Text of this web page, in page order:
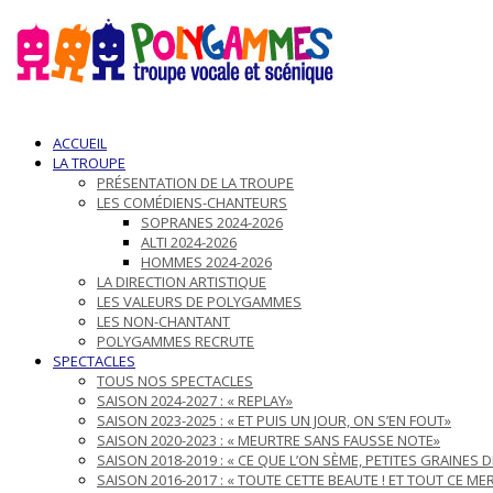
ACCUEIL
LA TROUPE
PRÉSENTATION DE LA TROUPE
LES COMÉDIENS-CHANTEURS
SOPRANES 2024-2026
ALTI 2024-2026
HOMMES 2024-2026
LA DIRECTION ARTISTIQUE
LES VALEURS DE POLYGAMMES
LES NON-CHANTANT
POLYGAMMES RECRUTE
SPECTACLES
TOUS NOS SPECTACLES
SAISON 2024-2027 : « REPLAY»
SAISON 2023-2025 : « ET PUIS UN JOUR, ON S’EN FOUT»
SAISON 2020-2023 : « MEURTRE SANS FAUSSE NOTE»
SAISON 2018-2019 : « CE QUE L’ON SÈME, PETITES GRAINES
SAISON 2016-2017 : « TOUTE CETTE BEAUTE ! ET TOUT CE